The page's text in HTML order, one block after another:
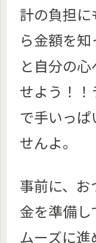
計の負担
ら金額を
と自分の
せよう！
で手いっ
せんよ。
事前に、
金を準備
ムーズに進